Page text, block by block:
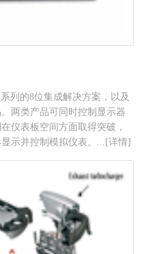
列的8位集成解决方案，以及
两类产品可同时控制显示器
仪表板空间方面取得突破，
示并控制模拟仪表。...[详情]